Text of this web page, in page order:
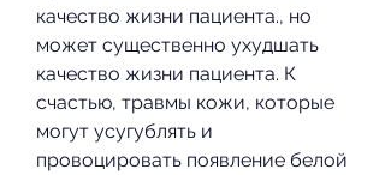
качество жизни пациента., но
может существенно ухудшать
качество жизни пациента. К
счастью, травмы кожи, которые
могут усугублять и
провоцировать появление белой